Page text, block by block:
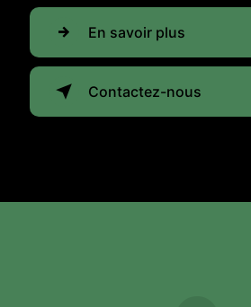
En savoir plus
Contactez-nous